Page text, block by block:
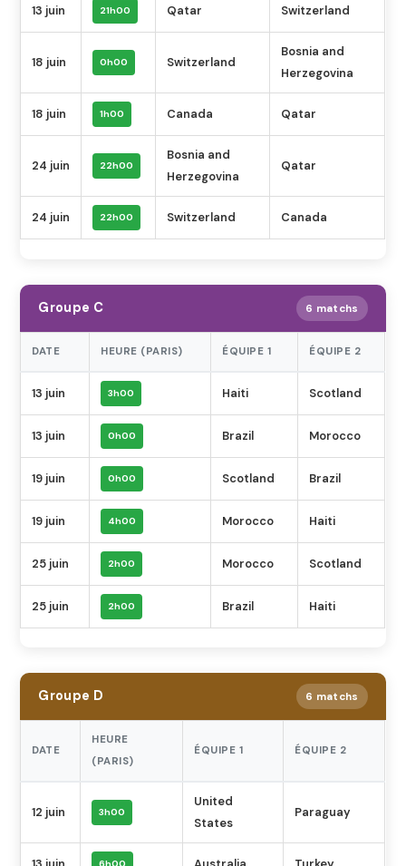
13 juin 21h00 Qatar Switzerland
18 juin 0h00 Switzerland
Bosnia and
Herzegovina
18 juin 1h00 Canada Qatar
24 juin 22h00
Bosnia and
Herzegovina
Qatar
24 juin 22h00 Switzerland Canada
Groupe C 6 matchs
DATE HEURE (PARIS) ÉQUIPE 1 ÉQUIPE 2
13 juin 3h00 Haiti Scotland
13 juin 0h00 Brazil Morocco
19 juin 0h00 Scotland Brazil
19 juin 4h00 Morocco Haiti
25 juin 2h00 Morocco Scotland
25 juin 2h00 Brazil Haiti
Groupe D 6 matchs
DATE
HEURE
(PARIS)
ÉQUIPE 1 ÉQUIPE 2
12 juin 3h00
United
States
Paraguay